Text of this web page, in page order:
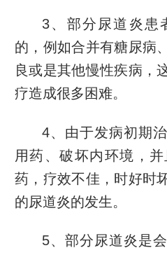
3、部分尿道炎患
的，例如合并有糖尿病
良或是其他慢性疾病，
疗造成很多困难。
4、由于发病初期
用药、破坏内环境，
药，疗效不佳，时好时
的尿道炎的发生。
5、部分尿道炎是